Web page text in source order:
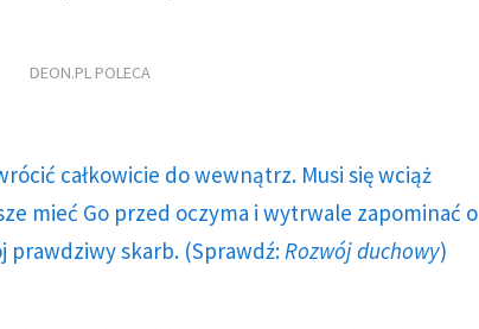
DEON.PL POLECA
całkowicie do wewnątrz. Musi się wciąż
mieć Go przed oczyma i wytrwale zapominać o
prawdziwy skarb. (Sprawdź: Rozwój duchowy)